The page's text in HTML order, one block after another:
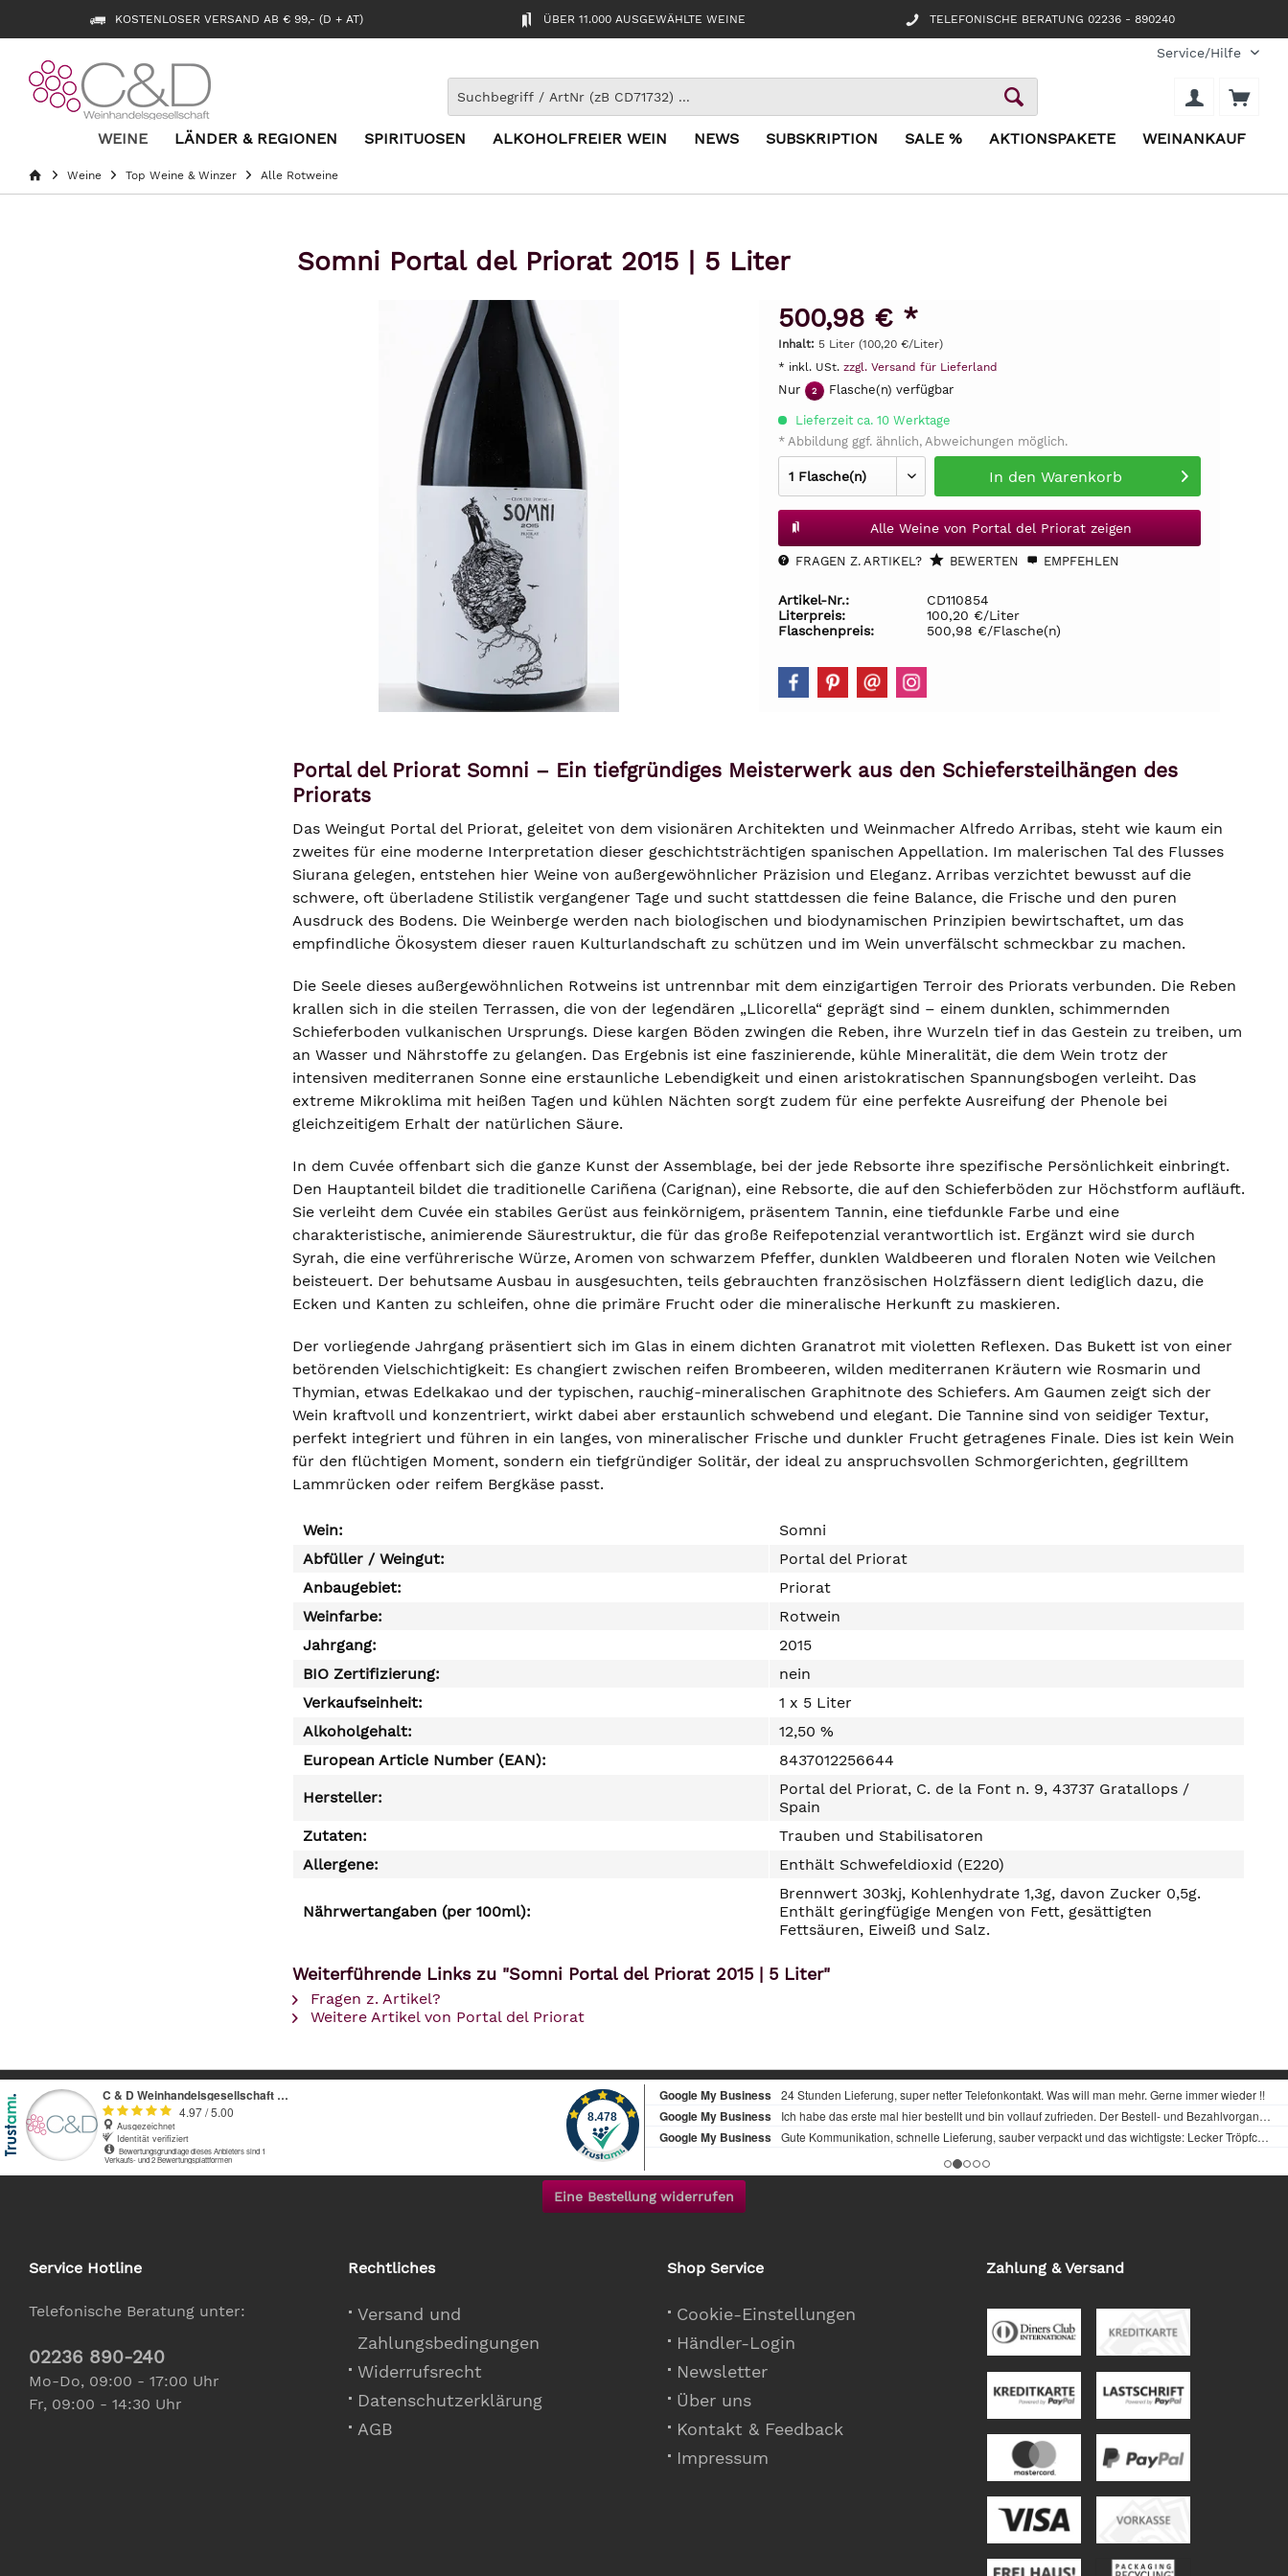
KOSTENLOSER VERSAND AB € 99,- (D + AT) ÜBER 11.000 AUSGEWÄHLTE WEINE TELEFONISCHE BERATUNG 02236 - 890240
Service/Hilfe
WEINE LÄNDER & REGIONEN SPIRITUOSEN ALKOHOLFREIER WEIN NEWS SUBSKRIPTION SALE % AKTIONSPAKETE WEINANKAUF
Weine Top Weine & Winzer Alle Rotweine
Somni Portal del Priorat 2015 | 5 Liter
500,98 € *
Inhalt: 5 Liter (100,20 €/Liter)
* inkl. USt. zzgl. Versand für Lieferland
Nur 2 Flasche(n) verfügbar
Lieferzeit ca. 10 Werktage
* Abbildung ggf. ähnlich, Abweichungen möglich.
In den Warenkorb
Alle Weine von Portal del Priorat zeigen
FRAGEN Z. ARTIKEL? BEWERTEN EMPFEHLEN
Artikel-Nr.:
CD110854
Literpreis:
100,20 €/Liter
Flaschenpreis:
500,98 €/Flasche(n)
Portal del Priorat Somni – Ein tiefgründiges Meisterwerk aus den Schiefersteilhängen des
Priorats
Das Weingut Portal del Priorat, geleitet von dem visionären Architekten und Weinmacher Alfredo Arribas, steht wie kaum ein
zweites für eine moderne Interpretation dieser geschichtsträchtigen spanischen Appellation. Im malerischen Tal des Flusses
Siurana gelegen, entstehen hier Weine von außergewöhnlicher Präzision und Eleganz. Arribas verzichtet bewusst auf die
schwere, oft überladene Stilistik vergangener Tage und sucht stattdessen die feine Balance, die Frische und den puren
Ausdruck des Bodens. Die Weinberge werden nach biologischen und biodynamischen Prinzipien bewirtschaftet, um das
empfindliche Ökosystem dieser rauen Kulturlandschaft zu schützen und im Wein unverfälscht schmeckbar zu machen.
Die Seele dieses außergewöhnlichen Rotweins ist untrennbar mit dem einzigartigen Terroir des Priorats verbunden. Die Reben
krallen sich in die steilen Terrassen, die von der legendären „Llicorella“ geprägt sind – einem dunklen, schimmernden
Schieferboden vulkanischen Ursprungs. Diese kargen Böden zwingen die Reben, ihre Wurzeln tief in das Gestein zu treiben, um
an Wasser und Nährstoffe zu gelangen. Das Ergebnis ist eine faszinierende, kühle Mineralität, die dem Wein trotz der
intensiven mediterranen Sonne eine erstaunliche Lebendigkeit und einen aristokratischen Spannungsbogen verleiht. Das
extreme Mikroklima mit heißen Tagen und kühlen Nächten sorgt zudem für eine perfekte Ausreifung der Phenole bei
gleichzeitigem Erhalt der natürlichen Säure.
In dem Cuvée offenbart sich die ganze Kunst der Assemblage, bei der jede Rebsorte ihre spezifische Persönlichkeit einbringt.
Den Hauptanteil bildet die traditionelle Cariñena (Carignan), eine Rebsorte, die auf den Schieferböden zur Höchstform aufläuft.
Sie verleiht dem Cuvée ein stabiles Gerüst aus feinkörnigem, präsentem Tannin, eine tiefdunkle Farbe und eine
charakteristische, animierende Säurestruktur, die für das große Reifepotenzial verantwortlich ist. Ergänzt wird sie durch
Syrah, die eine verführerische Würze, Aromen von schwarzem Pfeffer, dunklen Waldbeeren und floralen Noten wie Veilchen
beisteuert. Der behutsame Ausbau in ausgesuchten, teils gebrauchten französischen Holzfässern dient lediglich dazu, die
Ecken und Kanten zu schleifen, ohne die primäre Frucht oder die mineralische Herkunft zu maskieren.
Der vorliegende Jahrgang präsentiert sich im Glas in einem dichten Granatrot mit violetten Reflexen. Das Bukett ist von einer
betörenden Vielschichtigkeit: Es changiert zwischen reifen Brombeeren, wilden mediterranen Kräutern wie Rosmarin und
Thymian, etwas Edelkakao und der typischen, rauchig-mineralischen Graphitnote des Schiefers. Am Gaumen zeigt sich der
Wein kraftvoll und konzentriert, wirkt dabei aber erstaunlich schwebend und elegant. Die Tannine sind von seidiger Textur,
perfekt integriert und führen in ein langes, von mineralischer Frische und dunkler Frucht getragenes Finale. Dies ist kein Wein
für den flüchtigen Moment, sondern ein tiefgründiger Solitär, der ideal zu anspruchsvollen Schmorgerichten, gegrilltem
Lammrücken oder reifem Bergkäse passt.
Wein:
Somni
Abfüller / Weingut:
Portal del Priorat
Anbaugebiet:
Priorat
Weinfarbe:
Rotwein
Jahrgang:
2015
BIO Zertifizierung:
nein
Verkaufseinheit:
1 x 5 Liter
Alkoholgehalt:
12,50 %
European Article Number (EAN):
8437012256644
Hersteller:
Portal del Priorat, C. de la Font n. 9, 43737 Gratallops /
Spain
Zutaten:
Trauben und Stabilisatoren
Allergene:
Enthält Schwefeldioxid (E220)
Nährwertangaben (per 100ml):
Brennwert 303kj, Kohlenhydrate 1,3g, davon Zucker 0,5g.
Enthält geringfügige Mengen von Fett, gesättigten
Fettsäuren, Eiweiß und Salz.
Weiterführende Links zu "Somni Portal del Priorat 2015 | 5 Liter"
Fragen z. Artikel?
Weitere Artikel von Portal del Priorat
Eine Bestellung widerrufen
Service Hotline
Telefonische Beratung unter:
02236 890-240
Mo-Do, 09:00 - 17:00 Uhr
Fr, 09:00 - 14:30 Uhr
Rechtliches
Versand und
Zahlungsbedingungen
Widerrufsrecht
Datenschutzerklärung
AGB
Shop Service
Cookie-Einstellungen
Händler-Login
Newsletter
Über uns
Kontakt & Feedback
Impressum
Zahlung & Versand